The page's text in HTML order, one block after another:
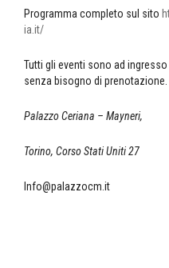
Programma completo sul sito
ia.it/
Tutti gli eventi sono ad
senza bisogno di prenotazione.
Palazzo Ceriana – Mayneri,
Torino, Corso Stati Uniti 27
Info@palazzocm.it